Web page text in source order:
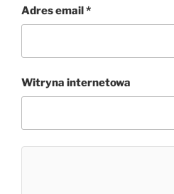
Adres email*
Witryna internetowa